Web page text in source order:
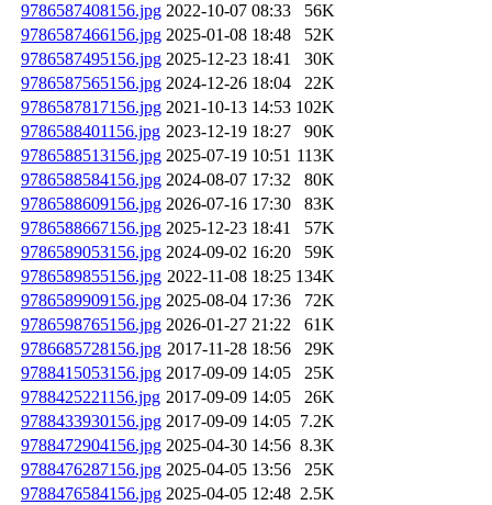
9786587408156.jpg 2022-10-07 08:33
56K
9786587466156.jpg 2025-01-08 18:48
52K
9786587495156.jpg 2025-12-23 18:41
30K
9786587565156.jpg 2024-12-26 18:04
22K
9786587817156.jpg 2021-10-13 14:53 102K
9786588401156.jpg 2023-12-19 18:27
90K
9786588513156.jpg 2025-07-19 10:51 113K
9786588584156.jpg 2024-08-07 17:32
80K
9786588609156.jpg 2026-07-16 17:30
83K
9786588667156.jpg 2025-12-23 18:41
57K
9786589053156.jpg 2024-09-02 16:20
59K
9786589855156.jpg 2022-11-08 18:25 134K
9786589909156.jpg 2025-08-04 17:36
72K
9786598765156.jpg 2026-01-27 21:22
61K
9786685728156.jpg 2017-11-28 18:56
29K
9788415053156.jpg 2017-09-09 14:05
25K
9788425221156.jpg 2017-09-09 14:05
26K
9788433930156.jpg 2017-09-09 14:05 7.2K
9788472904156.jpg 2025-04-30 14:56 8.3K
9788476287156.jpg 2025-04-05 13:56
25K
9788476584156.jpg 2025-04-05 12:48 2.5K